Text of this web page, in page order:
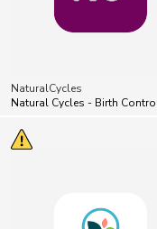
NaturalCycles
Natural Cycles - Birth